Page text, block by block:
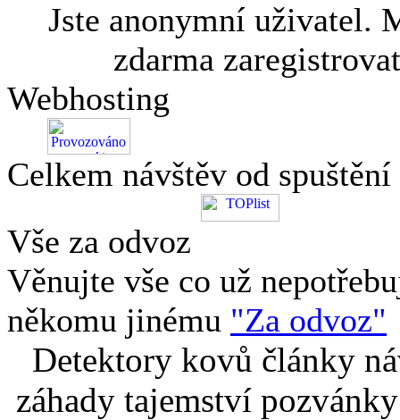
Jste anonymní uživatel.
zdarma
Webhosting
Celkem návštěv od
Vše za odvoz
Věnujte vše co už
někomu jinému "Za odvoz"
Detektory kovů články
záhady tajemství